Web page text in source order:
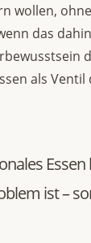
wollen,
das
als
Essen
ist –